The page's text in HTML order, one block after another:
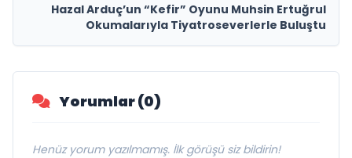
Hazal Arduç’un “Kefir” Oyunu Muhsin Ertuğrul
Okumalarıyla Tiyatroseverlerle Buluştu
Yorumlar (0)
Henüz yorum yazılmamış. İlk görüşü siz bildirin!